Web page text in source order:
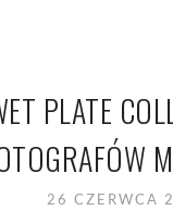
PLATE
26 CZERWCA